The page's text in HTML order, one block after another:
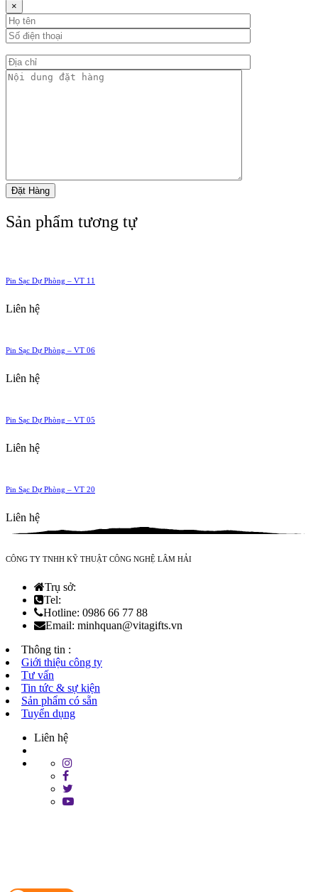
×
Sản phẩm tương tự
Pin Sạc Dự Phòng – VT 11
Liên hệ
Pin Sạc Dự Phòng – VT 06
Liên hệ
Pin Sạc Dự Phòng – VT 05
Liên hệ
Pin Sạc Dự Phòng – VT 20
Liên hệ
CÔNG TY TNHH KỸ THUẬT CÔNG NGHỆ LÂM HẢI
Trụ sở:
Tel:
Hotline: 0986 66 77 88
Email: minhquan@vitagifts.vn
Thông tin :
Giới thiệu công ty
Tư vấn
Tin tức & sự kiện
Sản phẩm có sẵn
Tuyển dụng
Liên hệ